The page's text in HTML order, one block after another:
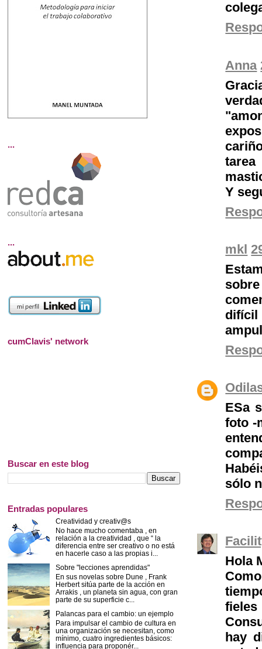
Anna
Y
mkl
difícil
ESa
foto -
sólo
Hola
hay
...
...
cumClavis' network
Buscar en este blog
Entradas populares
Creatividad y creativ@s
No hace mucho comentaba , en
relación a la creatividad , que “ la
diferencia entre ser creativo o no está
en hacerle caso a las propias i...
Sobre "lecciones aprendidas"
En sus novelas sobre Dune , Frank
Herbert sitúa parte de la acción en
Arrakis , un planeta sin agua, con gran
parte de su superficie c...
Palancas para el cambio: un ejemplo
Para impulsar el cambio de cultura en
una organización se necesitan, como
mínimo, cuatro ingredientes básicos:
influencia para proponér...